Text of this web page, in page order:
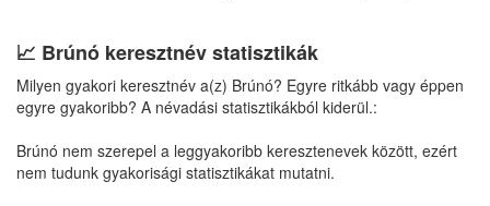
📈 Brúnó keresztnév statisztikák
Milyen gyakori keresztnév a(z) Brúnó? Egyre ritkább vagy éppen
egyre gyakoribb? A névadási statisztikákból kiderül.:
Brúnó nem szerepel a leggyakoribb keresztenevek között, ezért
nem tudunk gyakorisági statisztikákat mutatni.